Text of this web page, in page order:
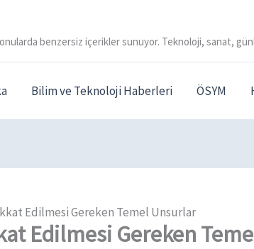
benzersiz içerikler sunuyor. Teknoloji, sanat,
Bilim ve Teknoloji Haberleri ÖSYM
Edilmesi Gereken Temel Unsurlar
Edilmesi Gereken